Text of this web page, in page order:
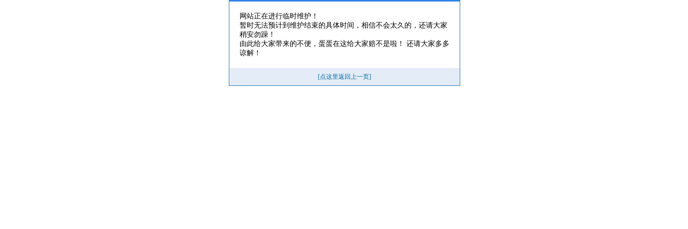
网站正在进行临时维护！
暂时无法预计到维护结束的具体时间，相信不会太久的，还请大家
稍安勿躁！
由此给大家带来的不便，蛋蛋在这给大家赔不是啦！ 还请大家多多
谅解！
[点这里返回上一页]